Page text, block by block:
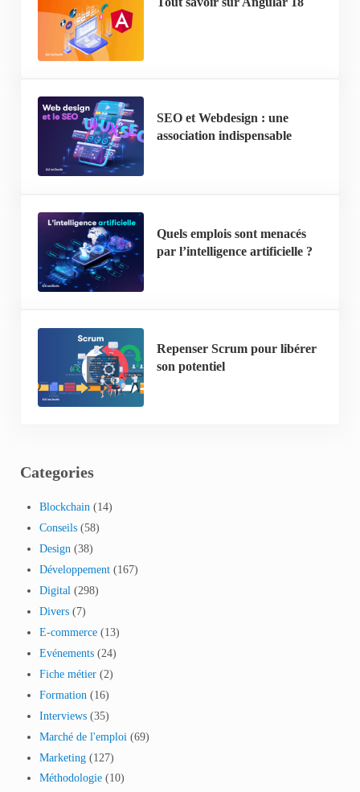
SEO et Webdesign : une
association indispensable
Quels emplois sont menacés
par l’intelligence artificielle ?
Repenser Scrum pour libérer
son potentiel
Categories
Blockchain (14)
Conseils (58)
Design (38)
Développement (167)
Digital (298)
Divers (7)
E-commerce (13)
Evénements (24)
Fiche métier (2)
Formation (16)
Interviews (35)
Marché de l'emploi (69)
Marketing (127)
Méthodologie (10)